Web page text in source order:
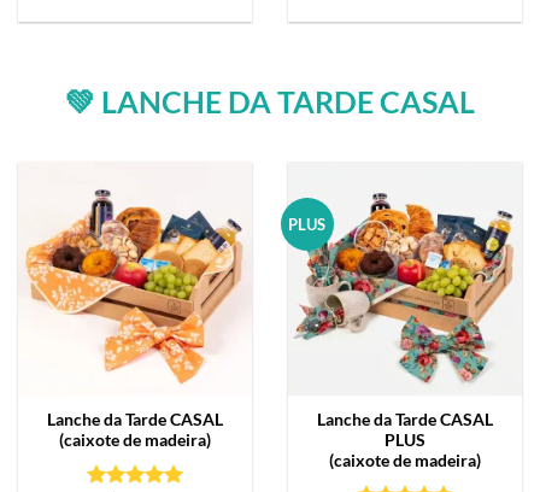
💚 LANCHE DA TARDE CASAL
Lanche da TardeCASAL
(caixote de madeira)
PLUS
Lanche da TardeCASAL
PLUS
(caixote de madeira)